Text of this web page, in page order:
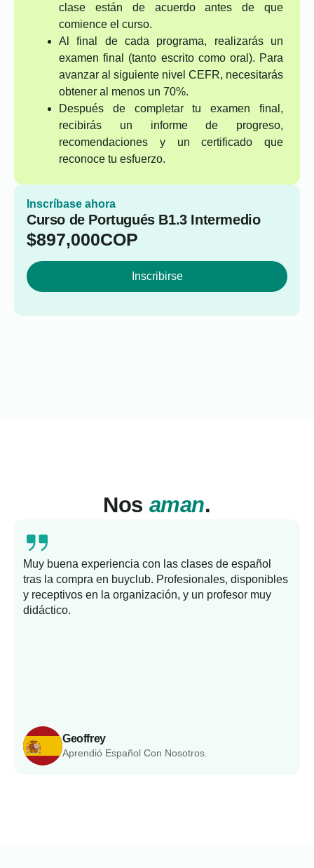
clase están de acuerdo antes de que
comience el curso.
Al final de cada programa, realizarás un
examen final (tanto escrito como oral). Para
avanzar al siguiente nivel CEFR, necesitarás
obtener al menos un 70%.
Después de completar tu examen final,
recibirás un informe de progreso,
recomendaciones y un certificado que
reconoce tu esfuerzo.
Inscríbase ahora
Curso de Portugués B1.3 Intermedio
$897,000COP
Inscribirse
Nos aman.
Geoffrey
Aprendió Español Con Nosotros.
Muy buena experiencia con las clases de español
tras la compra en buyclub. Profesionales, disponibles
y receptivos en la organización, y un profesor muy
didáctico.